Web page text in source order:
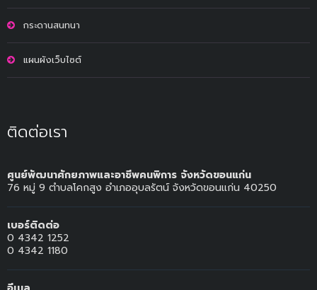
กระดานสนทนา
แผนผังเว็บไซต์
ติดต่อเรา
ศูนย์พัฒนาศักยภาพและอาชีพคนพิการ จังหวัดขอนแก่น
76 หมู่ 9 ตำบลโคกสูง อำเภออุบลรัตน์ จังหวัดขอนแก่น 40250
เบอร์ติดต่อ
0 4342 1252
0 4342 1180